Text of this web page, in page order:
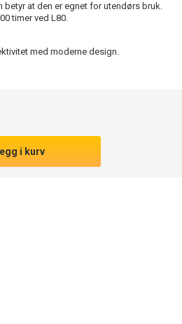
betyr at den er egnet for utendørs bruk.
timer ved L80.
med moderne design.
i kurv